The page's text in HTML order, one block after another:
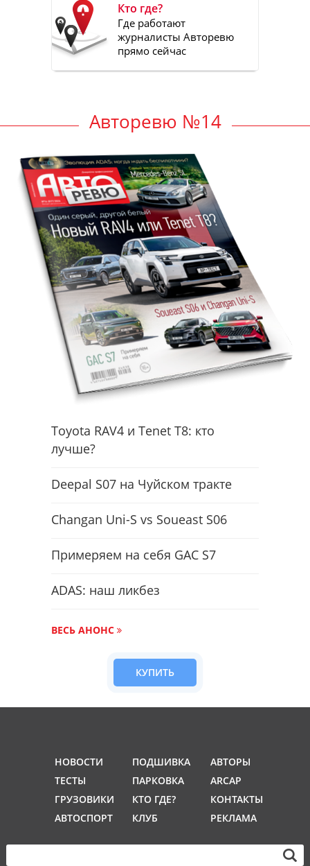
Кто где?
Где работают
журналисты Авторевю
прямо сейчас
Авторевю №14
Toyota RAV4 и Tenet T8: кто
лучше?
Deepal S07 на Чуйском тракте
Changan Uni-S vs Soueast S06
Примеряем на себя GAC S7
ADAS: наш ликбез
ВЕСЬ АНОНС
КУПИТЬ
НОВОСТИ
ТЕСТЫ
ГРУЗОВИКИ
АВТОСПОРТ
ПОДШИВКА
ПАРКОВКА
КТО ГДЕ?
КЛУБ
АВТОРЫ
ARCAP
КОНТАКТЫ
РЕКЛАМА